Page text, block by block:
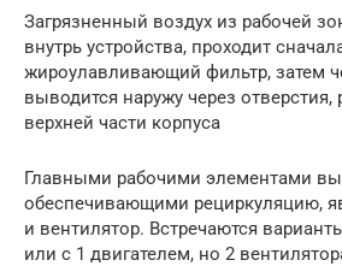
Загрязненный воздух из рабочей
внутрь устройства, проходит
жироулавливающий фильтр, затем
выводится наружу через
верхней части корпуса
Главными рабочими элементами
обеспечивающими рециркуляцию,
и вентилятор. Встречаются
или с 1 двигателем, но 2